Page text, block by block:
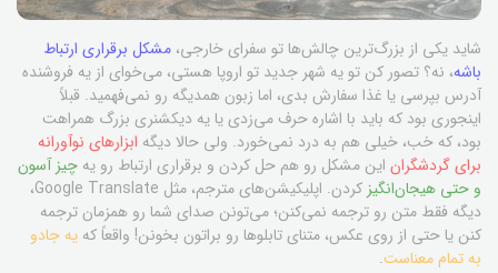
شاید یکی از بزرگ‌ترین چالش‌ها تو سفرای خارجی، مشکل برقراری ارتباط
باشه، نه؟ تصور کن تو یه شهر جدید تو اروپا هستی، می‌خوای از یه فروشنده
آدرس بپرسی یا غذا سفارش بدی، اما زبون همدیگه رو نمی‌فهمید. قبلاً
اینجوری بود که باید با اشاره حرف می‌زدی یا یه دیکشنری بزرگ همراهت
بود، که خب، خیلی هم به درد نمی‌خورد. ولی حالا دیگه ابزارهای نوآورانه
برای گردشگران این مشکل رو هم حل کردن و برقراری ارتباط رو یه چیز آسون
و حتی هیجان‌انگیز
کردن. اپلیکیشن‌های مترجم، مثل Google Translate،
دیگه فقط متن رو ترجمه نمی‌کنن؛ می‌تونن صدای شما رو همزمان ترجمه
کنن یا حتی از روی عکس، متنای تابلوها رو براتون بخونن! واقعاً که یه جادو
به تمام معناست.